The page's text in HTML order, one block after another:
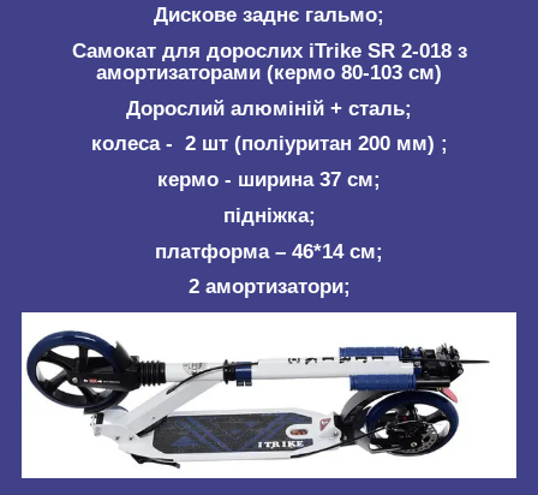
Дискове заднє гальмо;
Самокат для дорослих iTrike SR 2-018 з
амортизаторами (кермо 80-103 см)
Дорослий алюміній + сталь;
колеса - 2 шт (поліуритан 200 мм) ;
кермо - ширина 37 см;
підніжка;
платформа – 46*14 см;
2 амортизатори;